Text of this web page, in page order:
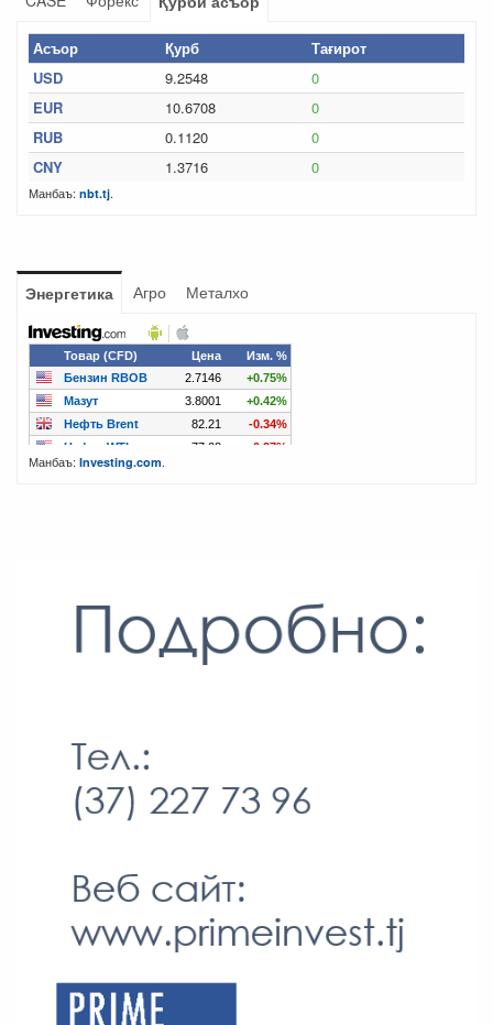
Асъор Қурб
Тағирот
USD
9.2548
0
EUR
10.6708
0
RUB
0.1120
0
CNY
1.3716 0
Манбаъ: nbt.tj.
Энергетика Агро Металхо
Манбаъ: Investing.com.